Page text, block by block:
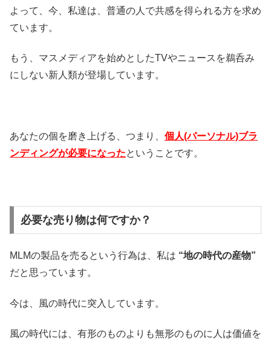
よって、今、私達は、普通の人で共感を得られる方を求め
ています。
もう、マスメディアを始めとしたTVやニュースを鵜呑み
にしない新人類が登場しています。
あなたの個を磨き上げる、つまり、 個人(パーソナル)ブラ
ンディングが必要になったということです。
必要な売り物は何ですか？
MLMの製品を売るという行為は、私は “地の時代の産物”
だと思っています。
今は、風の時代に突入しています。
風の時代には、有形のものよりも無形のものに人は価値を